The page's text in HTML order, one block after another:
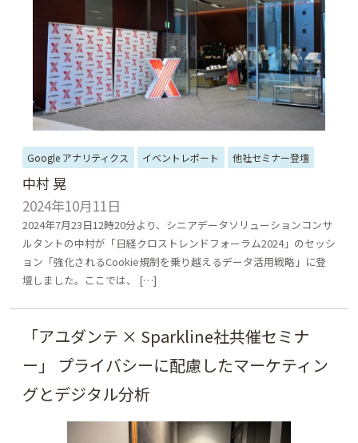
Google アナリティクス イベントレポート 他社セミナー登壇
中村 晃
2024年10月11日
2024年7月23日12時20分より、シニアデータソリューションコンサ
ルタントの中村が「日経クロストレンドフォーラム2024」のセッシ
ョン「強化されるCookie規制を乗り越えるデータ活用戦略」に登
壇しました。ここでは、 […]
「アユダンテ × Sparkline社共催セミナ
ー」 プライバシーに配慮したマーケティン
グとデジタル分析